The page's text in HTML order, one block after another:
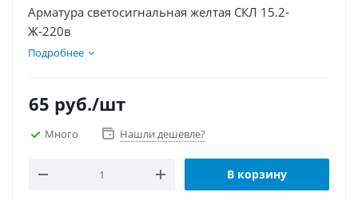
Арматура светосигнальная желтая СКЛ 15.2-
Ж-220в
Подробнее
65 руб./шт
Много Нашли дешевле?
В корзину